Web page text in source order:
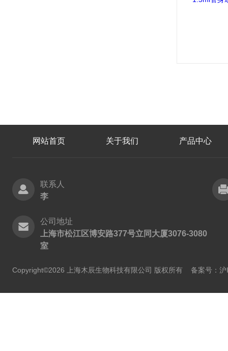
网站首页 关于我们 产品中心
联系人
李
公司地址
上海市松江区博安路377号立同大厦3076-3080
室
Copyright©2026 上海木辰生物科技有限公司 版权所有 备案号：